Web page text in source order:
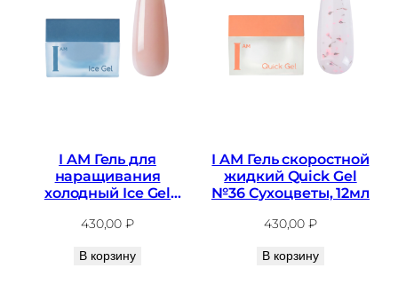
I AM Гель для
наращивания
холодный Ice Gel
430,00₽
В корзину
I AM Гель скоростной
жидкий Quick Gel
№36 Сухоцветы, 12мл
430,00₽
В корзину